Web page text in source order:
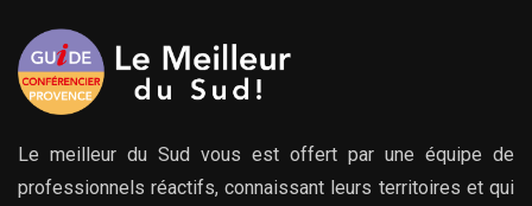
Le meilleur du Sud vous est offert par une équipe de
professionnels réactifs, connaissant leurs territoires et qui